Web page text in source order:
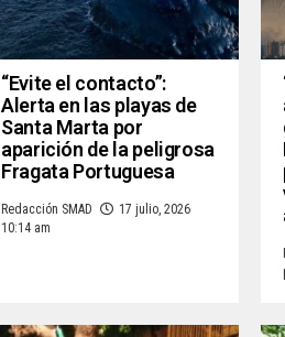
“Evite el contacto”:
Alerta en las playas de
Santa Marta por
aparición de la peligrosa
Fragata Portuguesa
Redacción SMAD
17 julio, 2026
10:14 am